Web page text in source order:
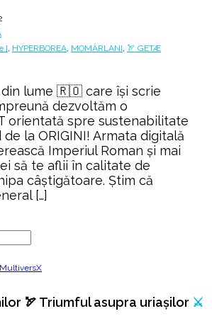
] HYPERBOREA MOMÂRLANI 🏹 GETÆ
lume 🇷🇴 care își scrie
dezvoltăm o
orientată spre sustenabilitate
la ORIGINI! Armata digitală
Imperiul Roman și mai
să te aflii în calitate de
câștigătoare. Știm că
[…]
🏹 Triumful asupra uriașilor ⚔️